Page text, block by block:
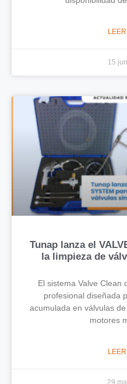
15
Tunap lanza el
la limpieza de
El sistema Valve Clean
profesional diseñada
acumulada en válvulas
motores
29